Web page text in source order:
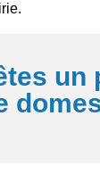
Pédestres
sélectif
un